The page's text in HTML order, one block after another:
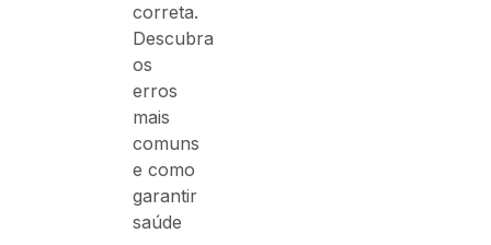
correta.
Descubra
os
erros
mais
comuns
e como
garantir
saúde